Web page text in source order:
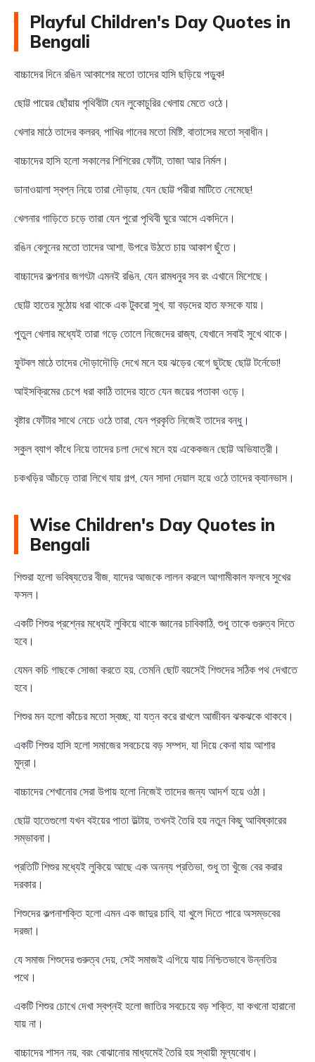
Playful Children's Day Quotes in
Bengali
বাচ্চাদের দিনে রঙিন আকাশের মতো তাদের হাসি ছড়িয়ে পড়ুক!
ছোট্ট পায়ের ছোঁয়ায় পৃথিবীটা যেন লুকোচুরির খেলায় মেতে ওঠে।
খেলার মাঠে তাদের কলরব, পাখির গানের মতো মিষ্টি, বাতাসের মতো স্বাধীন।
বাচ্চাদের হাসি হলো সকালের শিশিরের ফোঁটা, তাজা আর নির্মল।
ডানাওয়ালা স্বপ্ন নিয়ে তারা দৌড়ায়, যেন ছোট্ট পরীরা মাটিতে নেমেছে!
খেলনার গাড়িতে চড়ে তারা যেন পুরো পৃথিবী ঘুরে আসে একদিনে।
রঙিন বেলুনের মতো তাদের আশা, উপরে উঠতে চায় আকাশ ছুঁতে।
বাচ্চাদের কল্পনার জগৎটা এমনই রঙিন, যেন রামধনুর সব রং এখানে মিশেছে।
ছোট্ট হাতের মুঠোয় ধরা থাকে এক টুকরো সুখ, যা বড়দের হাত ফসকে যায়।
পুতুল খেলার মধ্যেই তারা গড়ে তোলে নিজেদের রাজ্য, যেখানে সবাই সুখে থাকে।
ফুটবল মাঠে তাদের দৌড়াদৌড়ি দেখে মনে হয় ঝড়ের বেগে ছুটছে ছোট্ট টর্নেডো!
আইসক্রিমের চেপে ধরা কাঠি তাদের হাতে যেন জয়ের পতাকা ওড়ে।
বৃষ্টার ফোঁটার সাথে নেচে ওঠে তারা, যেন প্রকৃতি নিজেই তাদের বন্ধু।
স্কুল ব্যাগ কাঁধে নিয়ে তাদের চলা দেখে মনে হয় একেকজন ছোট্ট অভিযাত্রী।
চকখড়ির আঁচড়ে তারা লিখে যায় গল্প, যেন সাদা দেয়াল হয়ে ওঠে তাদের ক্যানভাস।
Wise Children's Day Quotes in
Bengali
শিশুরা হলো ভবিষ্যতের বীজ, যাদের আজকে লালন করলে আগামীকাল ফলবে সুখের
ফসল।
একটি শিশুর প্রশ্নের মধ্যেই লুকিয়ে থাকে জ্ঞানের চাবিকাঠি, শুধু তাকে গুরুত্ব দিতে
হবে।
যেমন কচি গাছকে সোজা করতে হয়, তেমনি ছোট বয়সেই শিশুদের সঠিক পথ দেখাতে
হবে।
শিশুর মন হলো কাঁচের মতো স্বচ্ছ, যা যত্ন করে রাখলে আজীবন ঝকঝকে থাকবে।
একটি শিশুর হাসি হলো সমাজের সবচেয়ে বড় সম্পদ, যা দিয়ে কেনা যায় আশার
মুদ্রা।
বাচ্চাদের শেখানোর সেরা উপায় হলো নিজেই তাদের জন্য আদর্শ হয়ে ওঠা।
ছোট্ট হাতেগুলো যখন বইয়ের পাতা উল্টায়, তখনই তৈরি হয় নতুন কিছু আবিষ্কারের
সম্ভাবনা।
প্রতিটি শিশুর মধ্যেই লুকিয়ে আছে এক অনন্য প্রতিভা, শুধু তা খুঁজে বের করার
দরকার।
শিশুদের কল্পনাশক্তি হলো এমন এক জাদুর চাবি, যা খুলে দিতে পারে অসম্ভবের
দরজা।
যে সমাজ শিশুদের গুরুত্ব দেয়, সেই সমাজই এগিয়ে যায় নিশ্চিতভাবে উন্নতির
পথে।
একটি শিশুর চোখে দেখা স্বপ্নই হলো জাতির সবচেয়ে বড় শক্তি, যা কখনো হারানো
যায় না।
বাচ্চাদের শাসন নয়, বরং বোঝানোর মাধ্যমেই তৈরি হয় স্থায়ী মূল্যবোধ।